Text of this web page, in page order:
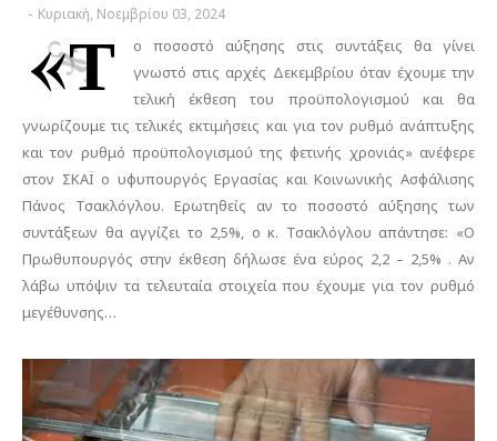
- Κυριακή, Νοεμβρίου 03, 2024
«Τ
ο ποσοστό αύξησης στις συντάξεις θα γίνει
γνωστό στις αρχές Δεκεμβρίου όταν έχουμε την
τελική έκθεση του προϋπολογισμού και θα
γνωρίζουμε τις τελικές εκτιμήσεις και για τον ρυθμό ανάπτυξης
και τον ρυθμό προϋπολογισμού της φετινής χρονιάς» ανέφερε
στον ΣΚΑΪ ο υφυπουργός Εργασίας και Κοινωνικής Ασφάλισης
Πάνος Τσακλόγλου. Ερωτηθείς αν το ποσοστό αύξησης των
συντάξεων θα αγγίζει το 2,5%, ο κ. Τσακλόγλου απάντησε: «Ο
Πρωθυπουργός στην έκθεση δήλωσε ένα εύρος 2,2 – 2,5% . Αν
λάβω υπόψιν τα τελευταία στοιχεία που έχουμε για τον ρυθμό
μεγέθυνσης…